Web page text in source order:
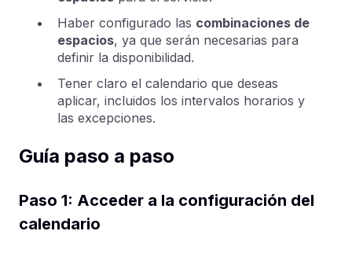
Haber configurado las combinaciones de
espacios, ya que serán necesarias para
definir la disponibilidad.
Tener claro el calendario que deseas
aplicar, incluidos los intervalos horarios y
las excepciones.
Guía paso a paso
Paso 1: Acceder a la configuración del
calendario